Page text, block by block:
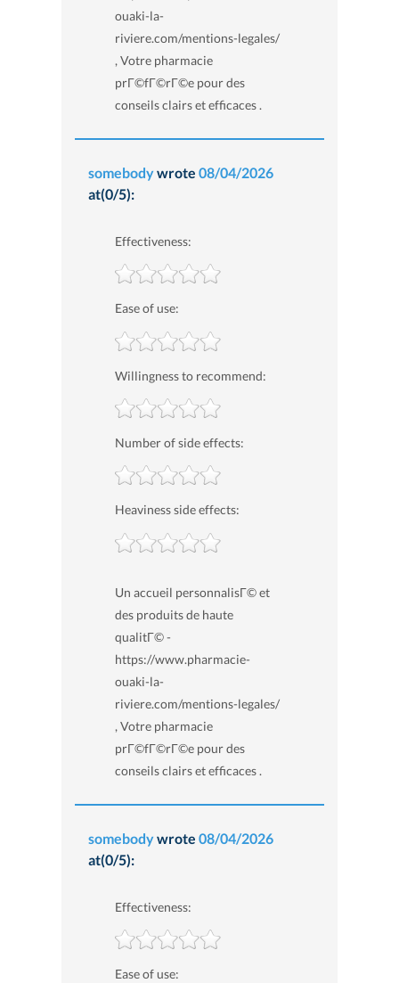
ouaki-la-
riviere.com/mentions-legales/
, Votre pharmacie
prГ©fГ©rГ©e pour des
conseils clairs et efficaces .
somebodywrote 08/04/2026
at(0/5):
Effectiveness:
Ease of use:
Willingness to recommend:
Number of side effects:
Heaviness side effects:
Un accueil personnalisГ© et
des produits de haute
qualitГ© -
https://www.pharmacie-
ouaki-la-
riviere.com/mentions-legales/
, Votre pharmacie
prГ©fГ©rГ©e pour des
conseils clairs et efficaces .
somebodywrote 08/04/2026
at(0/5):
Effectiveness:
Ease of use: